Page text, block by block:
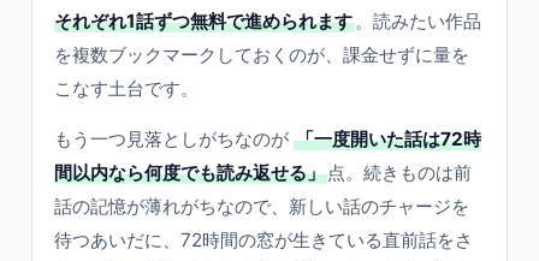
それぞれ1話ずつ無料で進められます。読みたい作品
を複数ブックマークしておくのが、課金せずに量を
こなす土台です。
もう一つ見落としがちなのが 「一度開いた話は72時
間以内なら何度でも読み返せる」 点。続きものは前
話の記憶が薄れがちなので、新しい話のチャージを
待つあいだに、72時間の窓が生きている直前話をさ